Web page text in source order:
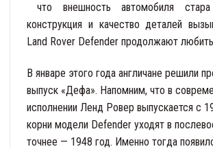
что внешность автомобиля
конструкция и качество деталей
Land Rover Defender продолжают
В январе этого года англичане решили
выпуск «Дефа». Напомним, что в
исполнении Ленд Ровер выпускается с
корни модели Defender уходят в
точнее — 1948 год. Именно тогда